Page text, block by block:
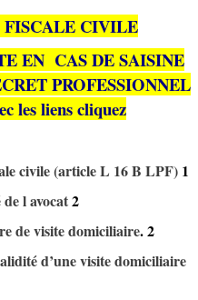
CIVILE
EN CAS DE SAISINE
PROFESSIONNEL
leslienscliquez
civile (article L 16 B LPF) 1
l avocat2
de visite domiciliaire.2
d’une visite domiciliaire